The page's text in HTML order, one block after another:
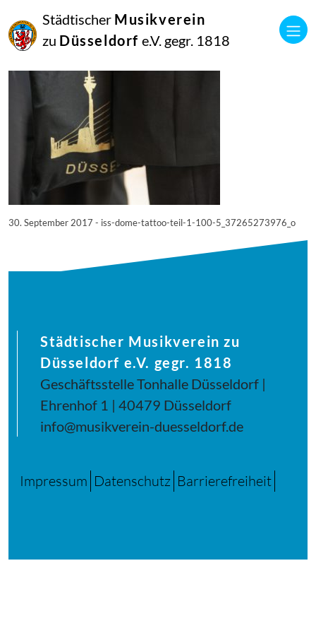
Städtischer Musikverein
zu Düsseldorf e.V. gegr. 1818
September
2017
Netkotec
30. September 2017 - iss-dome-tattoo-teil-1-100-5_37265273976_o
Städtischer Musikverein zu
Düsseldorf e.V. gegr. 1818
Geschäftsstelle Tonhalle Düsseldorf |
Ehrenhof 1 | 40479 Düsseldorf
info@musikverein-duesseldorf.de
Impressum Datenschutz Barrierefreiheit